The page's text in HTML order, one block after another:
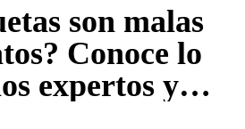
son malas
Conoce lo
expertos y